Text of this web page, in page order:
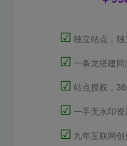
☑ 独立站点，独
☑ 一条龙搭建
☑ 站点授权，
☑ 一手无水印
☑ 九年互联网创